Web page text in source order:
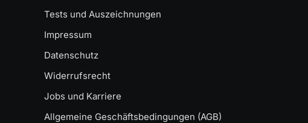
Tests und Auszeichnungen
Impressum
Datenschutz
Widerrufsrecht
Jobs und Karriere
Allgemeine Geschäftsbedingungen (AGB)